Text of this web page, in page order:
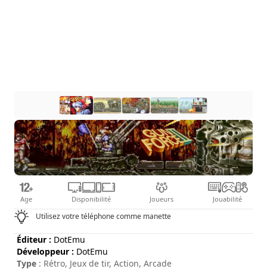
Age Disponibilité Joueurs Jouabilité
Utilisez votre téléphone comme manette
Éditeur : DotEmu
Développeur : DotEmu
Type : Rétro, Jeux de tir, Action, Arcade